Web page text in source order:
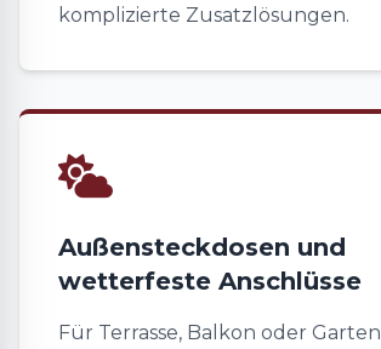
komplizierte Zusatzlösungen.
Außensteckdosen und
wetterfeste Anschlüsse
Für Terrasse, Balkon oder Garten